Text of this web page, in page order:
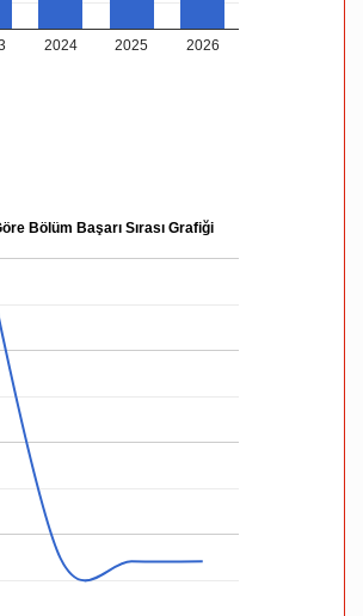
2024 2025 2026
Bölüm Başarı Sırası Grafiği